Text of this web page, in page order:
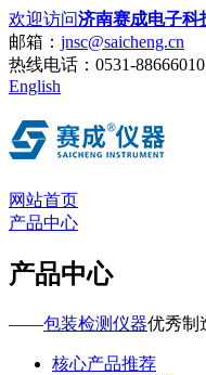
欢迎访问济南赛成电子科
邮箱： jnsc@saicheng.cn
热线电话： 0531-88666010
English
网站首页
产品中心
产品中心
——包装检测仪器优秀制
核心产品推荐